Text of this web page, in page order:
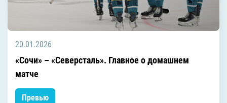
20.01.2026
«Сочи» – «Северсталь». Главное о домашнем
матче
Превью